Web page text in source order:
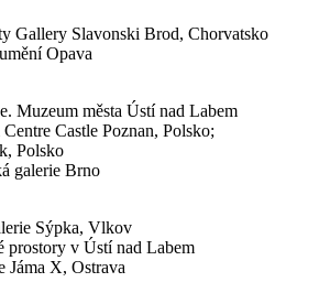
Gallery Slavonski Brod, Chorvatsko
Opava
Muzeum města Ústí nad Labem
Castle Poznan, Polsko;
Polsko
galerie Brno
Sýpka, Vlkov
prostory v Ústí nad Labem
Jáma X, Ostrava